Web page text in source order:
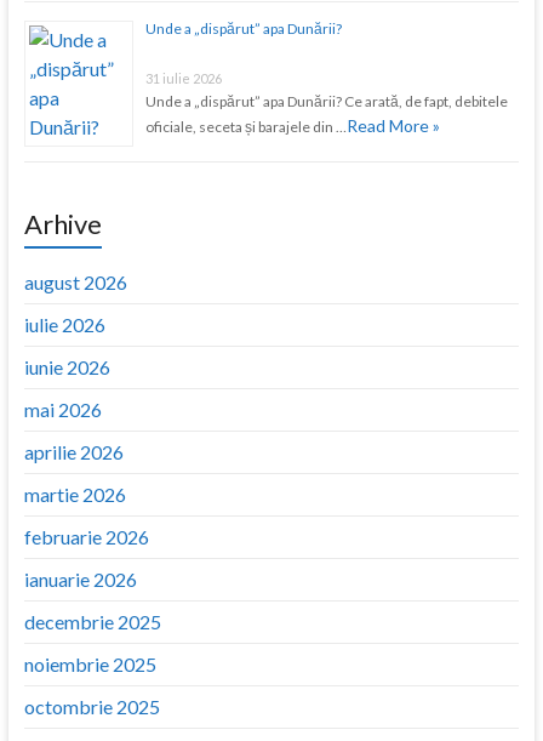
Unde a „dispărut” apa Dunării?
31 iulie 2026
Unde a „dispărut” apa Dunării? Ce arată, de fapt, debitele
oficiale, seceta și barajele din … Read More »
Arhive
august 2026
iulie 2026
iunie 2026
mai 2026
aprilie 2026
martie 2026
februarie 2026
ianuarie 2026
decembrie 2025
noiembrie 2025
octombrie 2025